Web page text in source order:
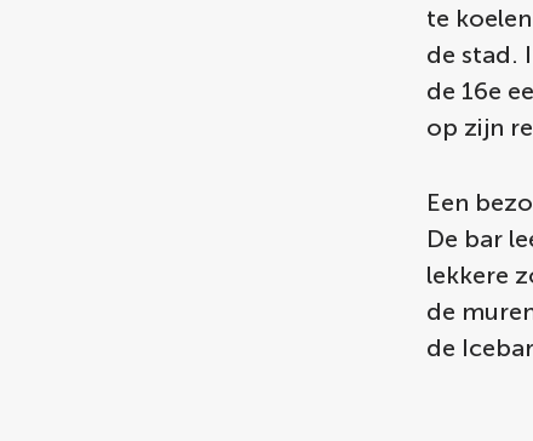
te
de stad.
de 16e
op zijn
Een
De bar
lekkere
de
de